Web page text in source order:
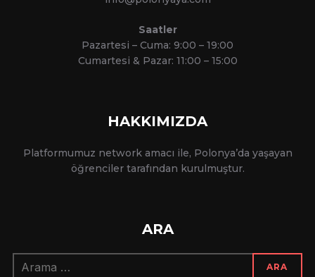
Saatler
Pazartesi – Cuma: 9:00 – 19:00
Cumartesi & Pazar: 11:00 – 15:00
HAKKIMIZDA
Platformumuz network amacı ile, Polonya’da yaşayan
öğrenciler tarafından kurulmuştur.
ARA
Arama:
ARA